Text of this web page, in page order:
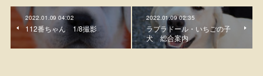
2022.01.09 04:02
112番ちゃん 1/8撮影
2022.01.09 02:35
ラブラドール・いちごの子
犬 総合案内